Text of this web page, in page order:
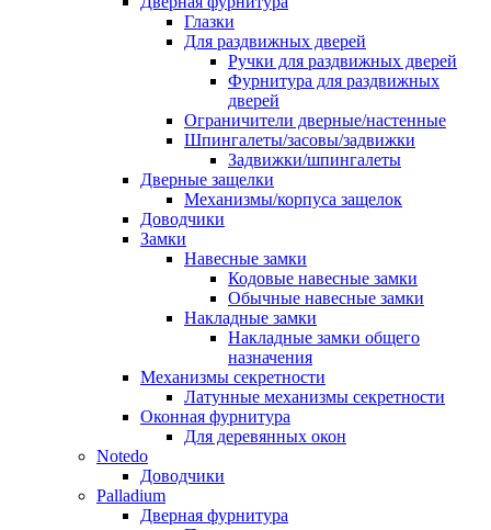
Глазки
Для раздвижных дверей
Ручки для раздвижных дверей
Фурнитура для раздвижных
дверей
Ограничители дверные/настенные
Шпингалеты/засовы/задвижки
Задвижки/шпингалеты
Дверные защелки
Механизмы/корпуса защелок
Доводчики
Замки
Навесные замки
Кодовые навесные замки
Обычные навесные замки
Накладные замки
Накладные замки общего
назначения
Механизмы секретности
Латунные механизмы секретности
Оконная фурнитура
Для деревянных окон
Notedo
Доводчики
Palladium
Дверная фурнитура